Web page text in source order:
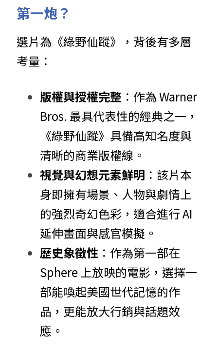
第一炮？
選片為《綠野仙蹤》，背後有多層
考量：
版權與授權完整 ：作為 Warner
Bros. 最具代表性的經典之一，
《綠野仙蹤》具備高知名度與
清晰的商業版權線。
視覺與幻想元素鮮明 ：該片本
身即擁有場景、人物與劇情上
的強烈奇幻色彩，適合進行 AI
延伸畫面與感官模擬。
歷史象徵性 ：作為第一部在
Sphere 上放映的電影，選擇一
部能喚起美國世代記憶的作
品，更能放大行銷與話題效
應。